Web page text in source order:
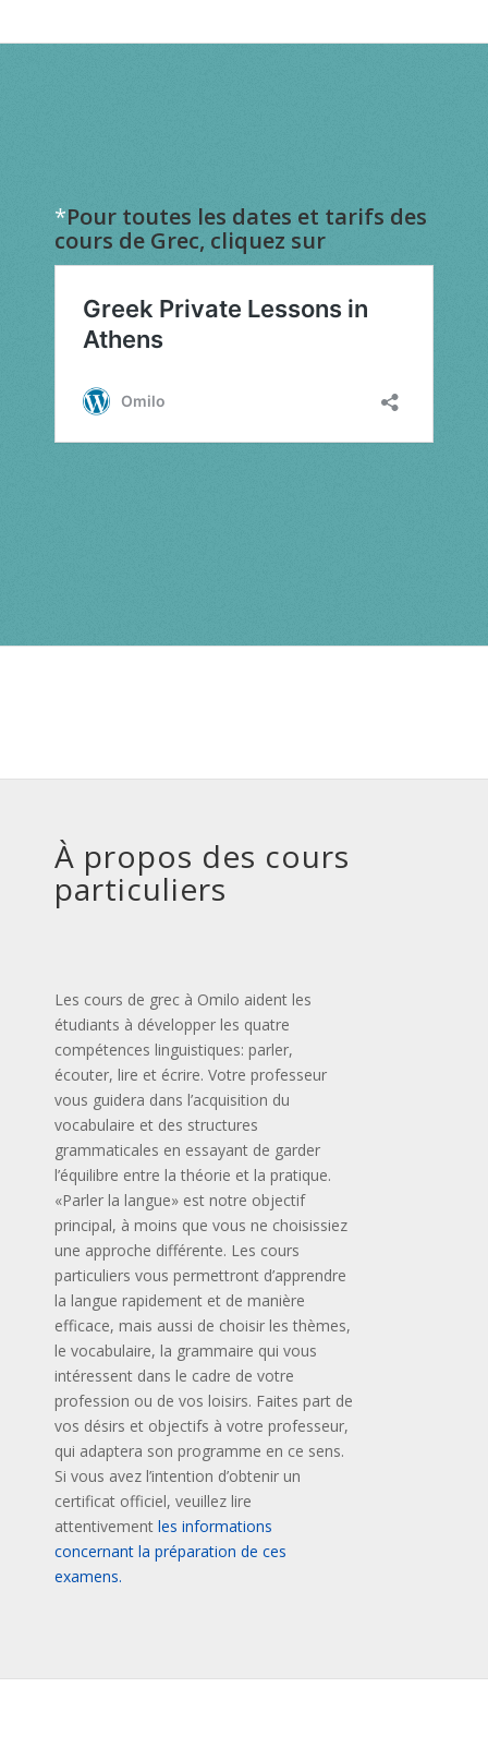
*Pour toutes les dates et tarifs des
cours de Grec, cliquez sur
À propos des cours
particuliers
Les cours de grec à Omilo aident les
étudiants à développer les quatre
compétences linguistiques: parler,
écouter, lire et écrire. Votre professeur
vous guidera dans l’acquisition du
vocabulaire et des structures
grammaticales en essayant de garder
l’équilibre entre la théorie et la pratique.
«Parler la langue» est notre objectif
principal, à moins que vous ne choisissiez
une approche différente. Les cours
particuliers vous permettront d’apprendre
la langue rapidement et de manière
efficace, mais aussi de choisir les thèmes,
le vocabulaire, la grammaire qui vous
intéressent dans le cadre de votre
profession ou de vos loisirs. Faites part de
vos désirs et objectifs à votre professeur,
qui adaptera son programme en ce sens.
Si vous avez l’intention d’obtenir un
certificat officiel, veuillez lire
attentivement les informations
concernant la préparation de ces
examens.